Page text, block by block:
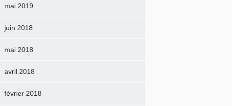
mai 2019
juin 2018
mai 2018
avril 2018
février 2018